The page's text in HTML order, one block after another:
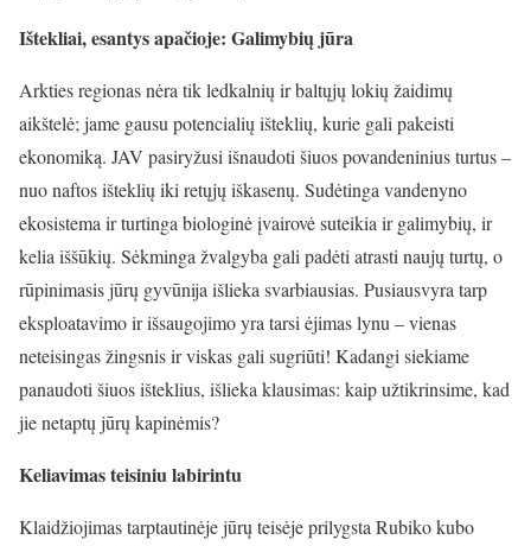
Ištekliai, esantys apačioje: Galimybių jūra
Arkties regionas nėra tik ledkalnių ir baltųjų lokių žaidimų
aikštelė; jame gausu potencialių išteklių, kurie gali pakeisti
ekonomiką. JAV pasiryžusi išnaudoti šiuos povandeninius turtus –
nuo naftos išteklių iki retųjų iškasenų. Sudėtinga vandenyno
ekosistema ir turtinga biologinė įvairovė suteikia ir galimybių, ir
kelia iššūkių. Sėkminga žvalgyba gali padėti atrasti naujų turtų, o
rūpinimasis jūrų gyvūnija išlieka svarbiausias. Pusiausvyra tarp
eksploatavimo ir išsaugojimo yra tarsi ėjimas lynu – vienas
neteisingas žingsnis ir viskas gali sugriūti! Kadangi siekiame
panaudoti šiuos išteklius, išlieka klausimas: kaip užtikrinsime, kad
jie netaptų jūrų kapinėmis?
Keliavimas teisiniu labirintu
Klaidžiojimas tarptautinėje jūrų teisėje prilygsta Rubiko kubo